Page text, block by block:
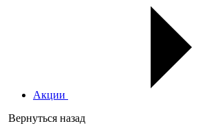
Акции
Вернуться назад